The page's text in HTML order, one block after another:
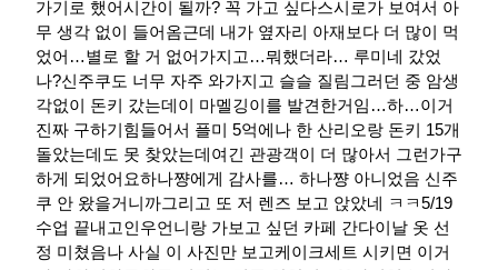
가기로 했어시간이 될까? 꼭 가고 싶다스시로가 보여서 아
무 생각 없이 들어옴근데 내가 옆자리 아재보다 더 많이 먹
었어…별로 할 거 없어가지고…뭐했더라… 루미네 갔었
나?신주쿠도 너무 자주 와가지고 슬슬 질림그러던 중 암생
각없이 돈키 갔는데이 마멜깅이를 발견한거임…하…이거
진짜 구하기힘들어서 플미 5억에나 한 산리오랑 돈키 15개
돌았는데도 못 찾았는데여긴 관광객이 더 많아서 그런가구
하게 되었어요하나쨩에게 감사를… 하나쨩 아니었음 신주
쿠 안 왔을거니까그리고 또 저 렌즈 보고 앉았네 ㅋㅋ​5/19
수업 끝내고인우언니랑 가보고 싶던 카페 간다이날 옷 선
정 미쳤음나 사실 이 사진만 보고케이크세트 시키면 이거